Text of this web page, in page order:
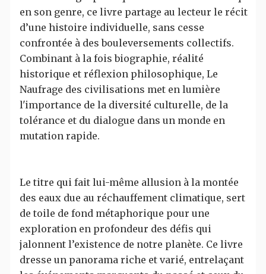
en son genre, ce livre partage au lecteur le récit
d’une histoire individuelle, sans cesse
confrontée à des bouleversements collectifs.
Combinant à la fois biographie, réalité
historique et réflexion philosophique, Le
Naufrage des civilisations met en lumière
l'importance de la diversité culturelle, de la
tolérance et du dialogue dans un monde en
mutation rapide.
Le titre qui fait lui-même allusion à la montée
des eaux due au réchauffement climatique, sert
de toile de fond métaphorique pour une
exploration en profondeur des défis qui
jalonnent l’existence de notre planète. Ce livre
dresse un panorama riche et varié, entrelaçant